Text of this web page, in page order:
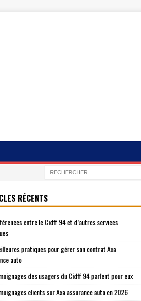
RÉCENTS
entre le Cidff 94 et d’autres services
pratiques pour gérer son contrat Axa
auto
des usagers du Cidff 94 parlent pour eux
clients sur Axa assurance auto en 2026